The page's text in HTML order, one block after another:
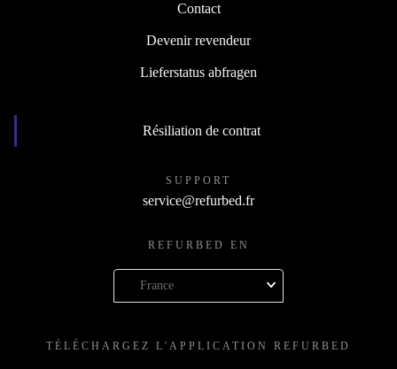
Contact
Devenir revendeur
Lieferstatus abfragen
Résiliation de contrat
SUPPORT
service@refurbed.fr
REFURBED EN
France
TÉLÉCHARGEZ L'APPLICATION REFURBED